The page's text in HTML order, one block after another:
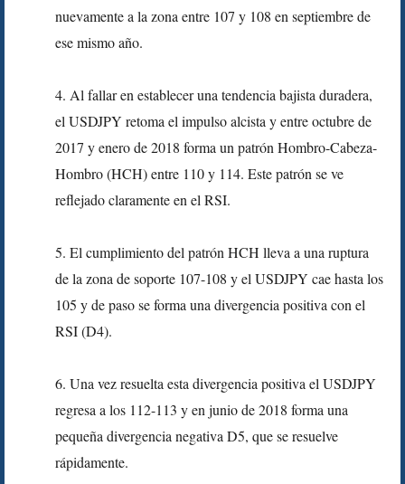
nuevamente a la zona entre 107 y 108 en septiembre de
ese mismo año.
4. Al fallar en establecer una tendencia bajista duradera,
el USDJPY retoma el impulso alcista y entre octubre de
2017 y enero de 2018 forma un patrón Hombro-Cabeza-
Hombro (HCH) entre 110 y 114. Este patrón se ve
reflejado claramente en el RSI.
5. El cumplimiento del patrón HCH lleva a una ruptura
de la zona de soporte 107-108 y el USDJPY cae hasta los
105 y de paso se forma una divergencia positiva con el
RSI (D4).
6. Una vez resuelta esta divergencia positiva el USDJPY
regresa a los 112-113 y en junio de 2018 forma una
pequeña divergencia negativa D5, que se resuelve
rápidamente.